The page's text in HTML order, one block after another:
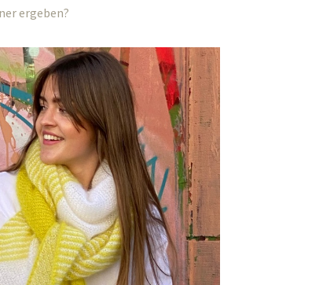
ergeben?